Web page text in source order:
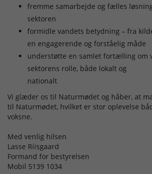
fremme samarbejde og fælles
sektoren
formidle vandets betydning – fra
en engagerende og forståelig måde
understøtte en samlet fortælling om
sektorens rolle, både lokalt og
nationalt
Vi glæder os til Naturmødet og håber, at
til Naturmødet, hvilket er stor oplevelse
voksne.
Med venlig hilsen
Lasse Riisgaard
Formand for bestyrelsen
Mobil 5139 1034